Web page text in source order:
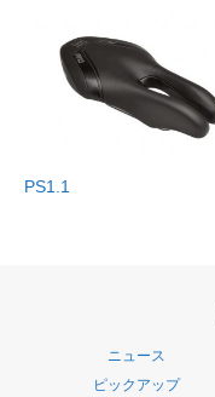
PS1.1
ニュース
ピックアップ